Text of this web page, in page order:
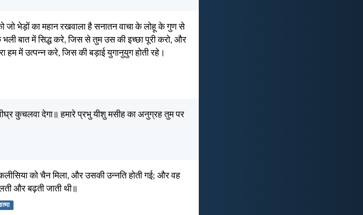
जो भेड़ों का महान रखवाला है सनातन वाचा के लोहू के गुण से
बात में सिद्ध करे, जिस से तुम उस की इच्छा पूरी करो, और
हम में उत्पन्न करे, जिस की बड़ाई युगानुयुग होती रहे।
कुचलवा देगा॥ हमारे प्रभु यीशु मसीह का अनुग्रह तुम पर
को चैन मिला, और उसकी उन्नति होती गई; और वह
और बढ़ती जाती थी॥